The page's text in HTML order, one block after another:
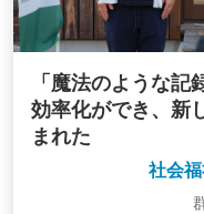
「魔法のような
効率化ができ、新
まれた
社会